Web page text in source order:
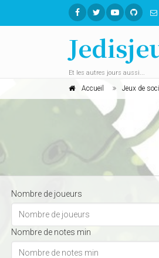
Et les autres jours aussi...
Accueil Jeux de
Nombre de joueurs
Nombre de notes min